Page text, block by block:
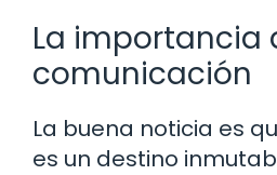
La importancia
comunicación
La buena noticia es
es un destino